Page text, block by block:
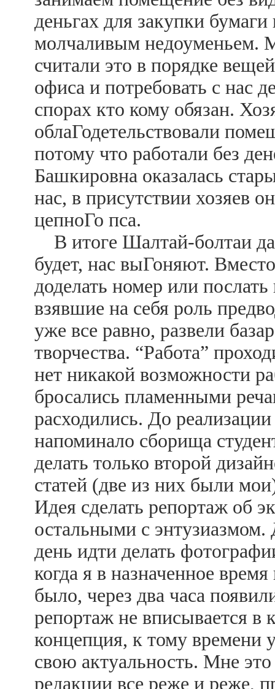
деньгах для закупки
молчаливым недоуменьем.
считали это в порядке
офиса и потребовать с нас
спорах кто кому обязан.
облаГодетельствовали
потому что работали без
Башкировна оказалась
нас, в присутствии хозяев
цепноГо пса.
В итоге Шалтай-болтаи
будет, нас выГоняют.
доделать номер или
взявшие на себя роль
уже все равно, развели
творчества. “Работа”
нет никакой возможности
бросались пламенными
расходились. До
напоминало сборища
делать только второй
статей (две из них были
Идея сделать репортаж об
остальными с
день идти делать
когда я в назначенное
было, через два часа
репортаж не вписывается в
концепция, к тому времени
свою актуальность. Мне это
редакции все реже и реже,